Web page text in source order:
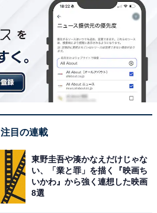
注目の連載
東野圭吾や湊かなえだけじゃな
い、「業と罪」を描く『映画ち
いかわ』から強く連想した映画
8選